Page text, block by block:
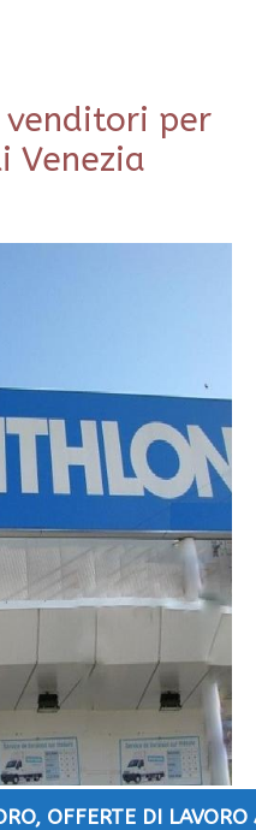
venditori per
Venezia
, OFFERTE DI LAVORO